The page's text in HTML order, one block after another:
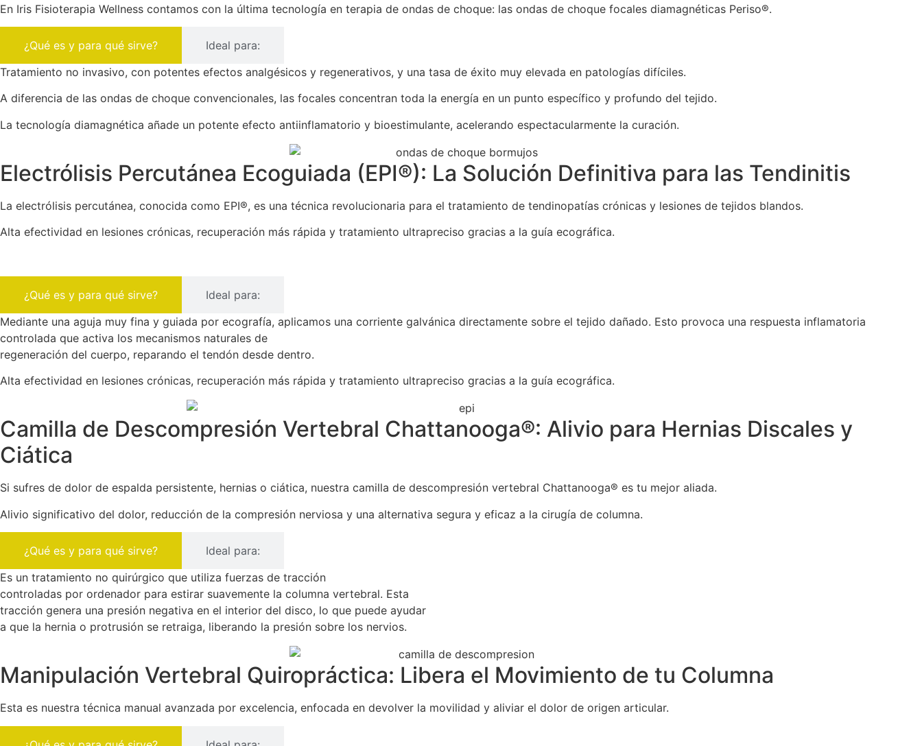
En Iris Fisioterapia Wellness contamos con la última tecnología en terapia de ondas de choque: las ondas de choque focales diamagnéticas Periso®.
¿Qué es y para qué sirve?
Ideal para:
Tratamiento no invasivo, con potentes efectos analgésicos y regenerativos, y una tasa de éxito muy elevada en patologías difíciles.
A diferencia de las ondas de choque convencionales, las focales concentran toda la energía en un punto específico y profundo del tejido.
La tecnología diamagnética añade un potente efecto antiinflamatorio y bioestimulante, acelerando espectacularmente la curación.
Electrólisis Percutánea Ecoguiada (EPI®): La Solución Definitiva para las Tendinitis
La electrólisis percutánea, conocida como EPI®, es una técnica revolucionaria para el tratamiento de tendinopatías crónicas y lesiones de tejidos blandos.
Alta efectividad en lesiones crónicas, recuperación más rápida y tratamiento ultrapreciso gracias a la guía ecográfica.
¿Qué es y para qué sirve?
Ideal para:
Mediante una aguja muy fina y guiada por ecografía, aplicamos una corriente galvánica directamente sobre el tejido dañado. Esto provoca una respuesta inflamatoria
controlada que activa los mecanismos naturales de
regeneración del cuerpo, reparando el tendón desde dentro.
Alta efectividad en lesiones crónicas, recuperación más rápida y tratamiento ultrapreciso gracias a la guía ecográfica.
Camilla de Descompresión Vertebral Chattanooga®: Alivio para Hernias Discales y
Ciática
Si sufres de dolor de espalda persistente, hernias o ciática, nuestra camilla de descompresión vertebral Chattanooga® es tu mejor aliada.
Alivio significativo del dolor, reducción de la compresión nerviosa y una alternativa segura y eficaz a la cirugía de columna.
¿Qué es y para qué sirve?
Ideal para:
Es un tratamiento no quirúrgico que utiliza fuerzas de tracción
controladas por ordenador para estirar suavemente la columna vertebral. Esta
tracción genera una presión negativa en el interior del disco, lo que puede ayudar
a que la hernia o protrusión se retraiga, liberando la presión sobre los nervios.
Manipulación Vertebral Quiropráctica: Libera el Movimiento de tu Columna
Esta es nuestra técnica manual avanzada por excelencia, enfocada en devolver la movilidad y aliviar el dolor de origen articular.